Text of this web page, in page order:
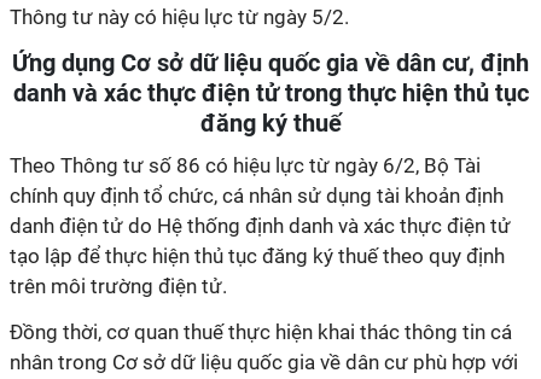
Thông tư này có hiệu lực từ ngày 5/2.
Ứng dụng Cơ sở dữ liệu quốc gia về dân cư, định
danh và xác thực điện tử trong thực hiện thủ tục
đăng ký thuế
Theo Thông tư số 86 có hiệu lực từ ngày 6/2, Bộ Tài
chính quy định tổ chức, cá nhân sử dụng tài khoản định
danh điện tử do Hệ thống định danh và xác thực điện tử
tạo lập để thực hiện thủ tục đăng ký thuế theo quy định
trên môi trường điện tử.
Đồng thời, cơ quan thuế thực hiện khai thác thông tin cá
nhân trong Cơ sở dữ liệu quốc gia về dân cư phù hợp với